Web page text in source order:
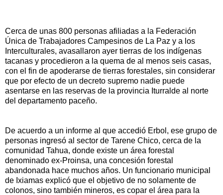
Cerca de unas 800 personas afiliadas a la Federación
Única de Trabajadores Campesinos de La Paz y a los
Interculturales, avasallaron ayer tierras de los indígenas
tacanas y procedieron a la quema de al menos seis casas,
con el fin de apoderarse de tierras forestales, sin considerar
que por efecto de un decreto supremo nadie puede
asentarse en las reservas de la provincia Iturralde al norte
del departamento paceño.
De acuerdo a un informe al que accedió Erbol, ese grupo de
personas ingresó al sector de Tarene Chico, cerca de la
comunidad Tahua, donde existe un área forestal
denominado ex-Proinsa, una concesión forestal
abandonada hace muchos años. Un funcionario municipal
de Ixiamas explicó que el objetivo de no solamente de
colonos, sino también mineros, es copar el área para la